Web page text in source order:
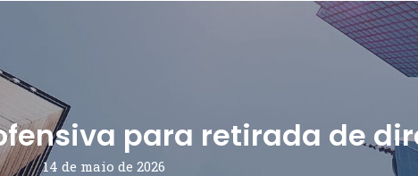
para retirada de
14 de maio de 2026